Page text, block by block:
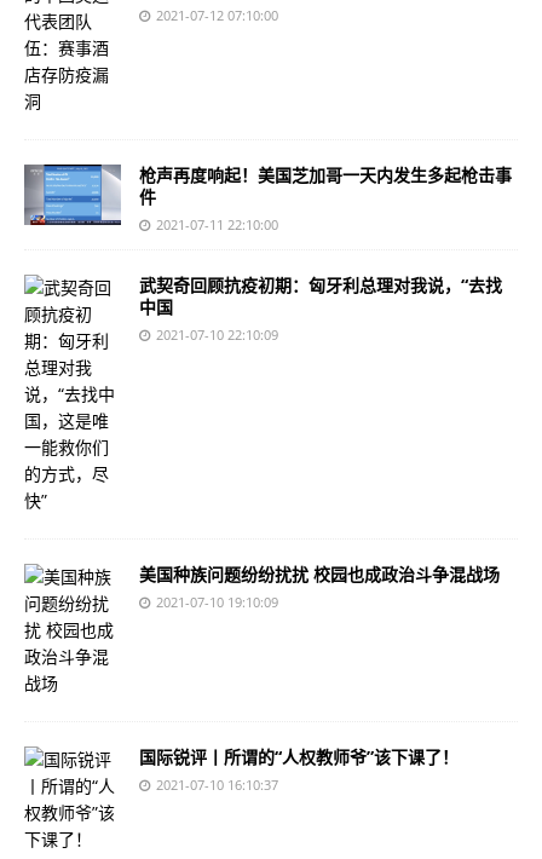
2021-07-12 07:10:00
枪声再度响起！美国芝加哥一天内发生多起枪击事
件
2021-07-11 22:10:00
武契奇回顾抗疫初期：匈牙利总理对我说，“去找
中国
2021-07-10 22:10:09
美国种族问题纷纷扰扰 校园也成政治斗争混战场
2021-07-10 19:10:09
国际锐评丨所谓的“人权教师爷”该下课了！
2021-07-10 16:10:37